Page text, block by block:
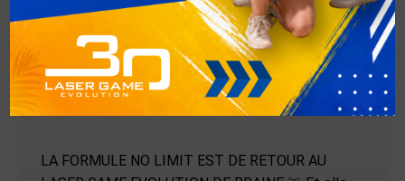
NO LIMIT !
Non classé Parrespbel
16 avril 2026
LA FORMULE NO LIMIT EST DE RETOUR AU